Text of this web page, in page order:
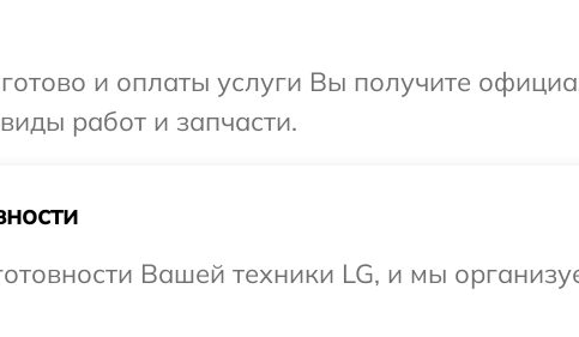
готово и оплаты услуги Вы получите
работ и запчасти.
Вашей техники LG, и мы